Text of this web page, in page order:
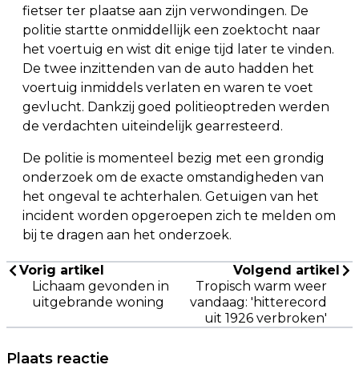
fietser ter plaatse aan zijn verwondingen. De
politie startte onmiddellijk een zoektocht naar
het voertuig en wist dit enige tijd later te vinden.
De twee inzittenden van de auto hadden het
voertuig inmiddels verlaten en waren te voet
gevlucht. Dankzij goed politieoptreden werden
de verdachten uiteindelijk gearresteerd.
De politie is momenteel bezig met een grondig
onderzoek om de exacte omstandigheden van
het ongeval te achterhalen. Getuigen van het
incident worden opgeroepen zich te melden om
bij te dragen aan het onderzoek.
Vorig artikel
Lichaam gevonden in
uitgebrande woning
Volgend artikel
Tropisch warm weer
vandaag: 'hitterecord
uit 1926 verbroken'
Plaats reactie